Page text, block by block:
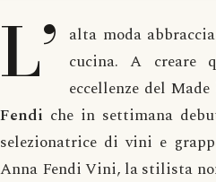
L’ alta moda
cucina. A creare
eccellenze del
Fendi che in settimana
selezionatrice di vini e
Anna Fendi Vini, la stilista